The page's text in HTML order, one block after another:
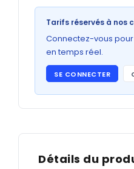
Abribus
Bâche
Panneaux
Étiquettes adhésives
Tarifs réservés à nos
Connectez-vous
en temps réel.
SE CONNECTER
Détails du